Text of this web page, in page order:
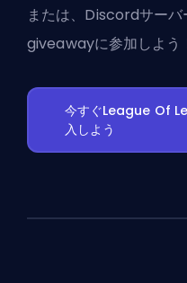
または、 Discordサーバ
giveawayに参加しよう
今すぐLeague Of
入しよう